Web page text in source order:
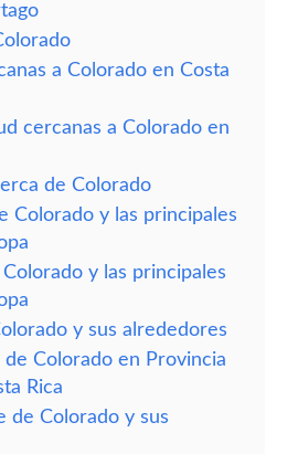
a Colorado en Costa
cercanas a Colorado en
de Colorado
Colorado y las principales
y las principales
y sus alrededores
Colorado en Provincia
Rica
de Colorado y sus